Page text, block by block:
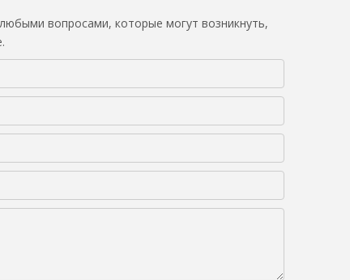
вопросами, которые могут возникнуть,